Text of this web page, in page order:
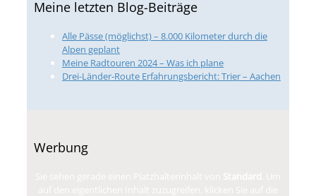
Meine letzten Blog-Beiträge
Alle Pässe (möglichst) – 8.000 Kilometer durch die
Alpen geplant
Meine Radtouren 2024 – Was ich plane
Drei-Länder-Route Erfahrungsbericht: Trier – Aachen
Werbung